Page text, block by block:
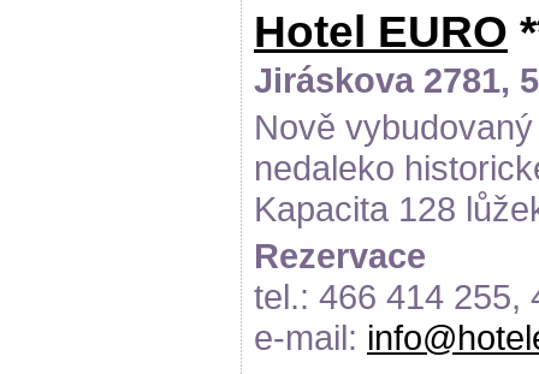
Hotel EURO
Jiráskova 2781,
Nově
nedaleko
Kapacita 128
Rezervace
tel.: 466 414 255,
e-mail: